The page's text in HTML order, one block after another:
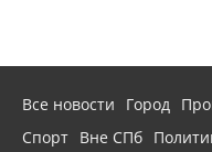
Все новости Город
Спорт Вне СПб